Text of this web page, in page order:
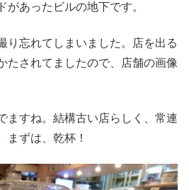
があったビルの地下です。
り忘れてしまいました。店を出る
たされてましたので、店舗の画像
ますね。結構古い店らしく、常連
まずは、乾杯！